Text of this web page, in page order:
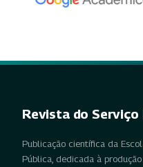
Revista do Serviço
Publicação científica da
Pública, dedicada à